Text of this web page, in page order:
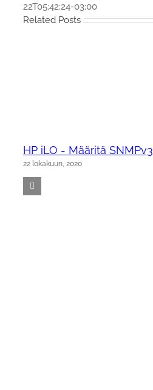
22T05:42:24-03:00
Related Posts
HP iLO - Määritä SNMPv3
22 lokakuun, 2020